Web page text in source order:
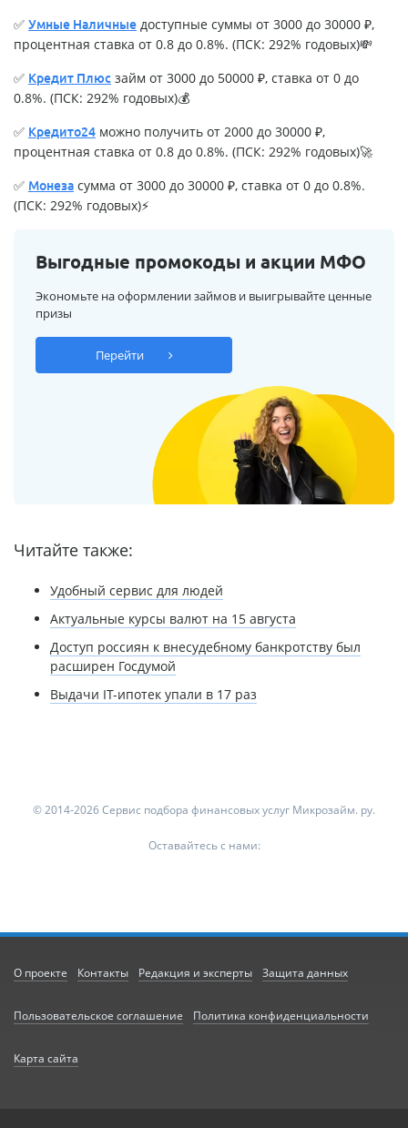
✅ Умные Наличные доступные суммы от 3000 до 30000 ₽,
процентная ставка от 0.8 до 0.8%. (ПСК: 292% годовых)💸
✅ Кредит Плюс займ от 3000 до 50000 ₽, ставка от 0 до
0.8%. (ПСК: 292% годовых)💰
✅ Кредито24 можно получить от 2000 до 30000 ₽,
процентная ставка от 0.8 до 0.8%. (ПСК: 292% годовых)🚀
✅ Монеза сумма от 3000 до 30000 ₽, ставка от 0 до 0.8%.
(ПСК: 292% годовых)⚡
Выгодные промокоды и акции МФО
Экономьте на оформлении займов и выигрывайте ценные
призы
Перейти
Читайте также:
Удобный сервис для людей
Актуальные курсы валют на 15 августа
Доступ россиян к внесудебному банкротству был
расширен Госдумой
Выдачи IT-ипотек упали в 17 раз
© 2014-2026 Сервис подбора финансовых услуг Микрозайм. ру.
Оставайтесь с нами:
О проекте Контакты Редакция и эксперты Защита данных
Пользовательское соглашение Политика конфиденциальности
Карта сайта